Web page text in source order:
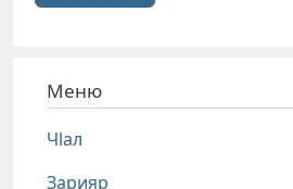
Меню
Чlал
Зарияр